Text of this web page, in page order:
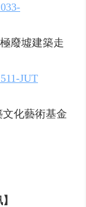
廢墟建築走
JUT
化藝術基金